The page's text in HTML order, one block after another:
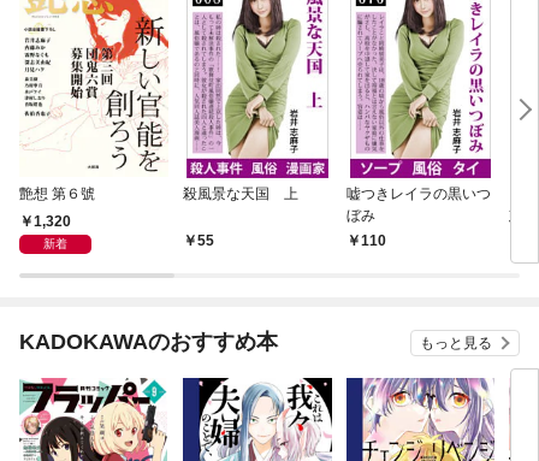
艶想 第６號
1,320
新着
殺風景な天国 上
55
嘘つきレイラの黒いつ
ぼみ
110
態
KADOKAWAのおすすめ本 もっと見る